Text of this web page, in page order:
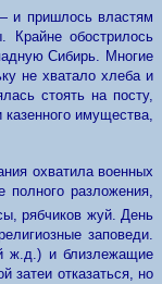
и пришлось властям
Крайне обострилось
Сибирь. Многие
не хватало хлеба и
стоять на посту,
имущества,
охватила военных
полного разложения,
рябчиков жуй. День
заповеди.
ж.д.) и близлежащие
затеи отказаться, но